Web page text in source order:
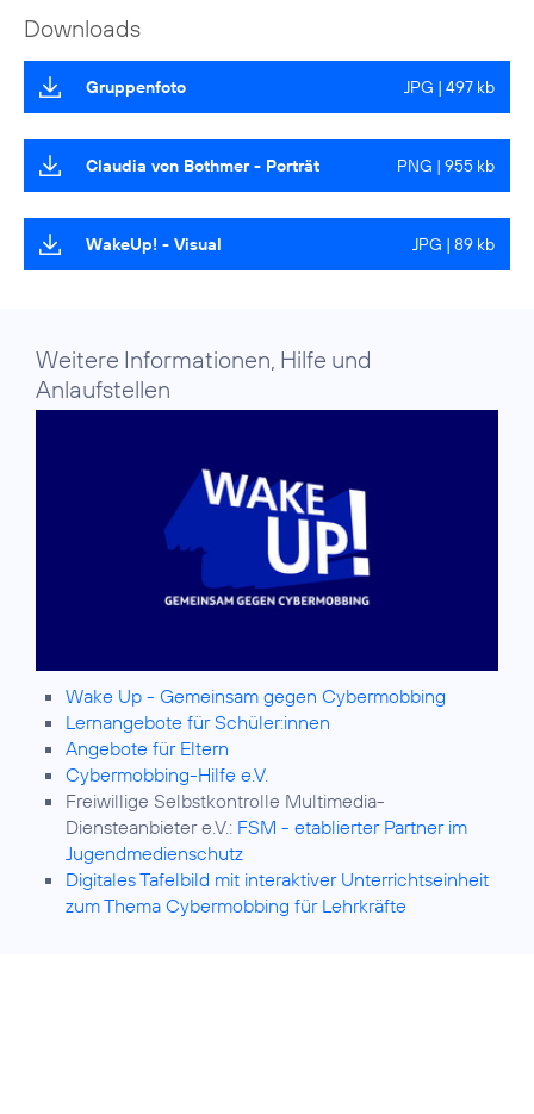
Downloads
Gruppenfoto JPG | 497 kb
Claudia von Bothmer - Porträt PNG | 955 kb
WakeUp! - Visual JPG | 89 kb
Weitere Informationen, Hilfe und
Anlaufstellen
Wake Up - Gemeinsam gegen Cybermobbing
Lernangebote für Schüler:innen
Angebote für Eltern
Cybermobbing-Hilfe e.V.
Freiwillige Selbstkontrolle Multimedia-
Diensteanbieter e.V.: FSM - etablierter Partner im
Jugendmedienschutz
Digitales Tafelbild mit interaktiver Unterrichtseinheit
zum Thema Cybermobbing für Lehrkräfte